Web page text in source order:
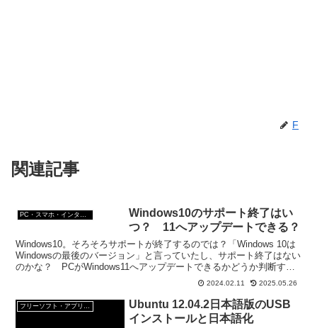
F
関連記事
Windows10のサポート終了はい
つ？ 11へアップデートできる？
Windows10。そろそろサポートが終了するのでは？「Windows 10は
Windowsの最後のバージョン」と言っていたし、サポート終了はない
のかな？ PCがWindows11へアップデートできるかどうか判断する
2024.02.11 2025.05.26
フリーソフト・アプリ・Webサービス
Ubuntu 12.04.2日本語版のUSB
インストールと日本語化